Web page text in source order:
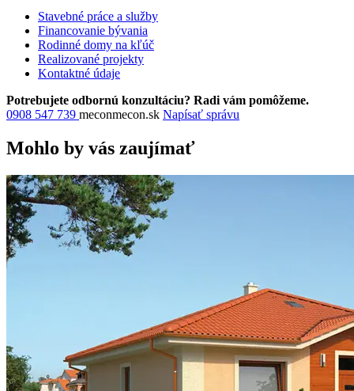
Stavebné práce a služby
Financovanie bývania
Rodinné domy na kľúč
Realizované projekty
Kontaktné údaje
Potrebujete odbornú konzultáciu? Radi vám pomôžeme.
0908 547 739 meconmecon.sk Napísať správu
Mohlo by vás zaujímať